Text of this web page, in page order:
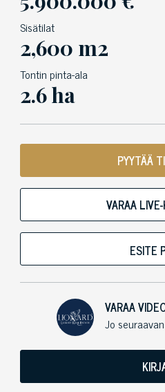
Sisätilat
2,600 m2
Tontin pinta-ala
2.6 ha
PYYTÄÄ
VARAA
ESITE
VARAA
Jo